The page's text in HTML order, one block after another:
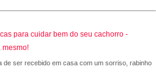
para cuidar bem do seu cachorro -
mesmo!
de ser recebido em casa com um sorriso, rabinho